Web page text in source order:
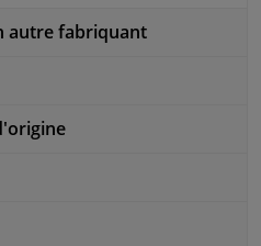
autre fabriquant